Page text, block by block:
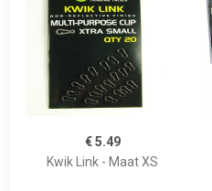
€ 5.49
Kwik Link - Maat XS